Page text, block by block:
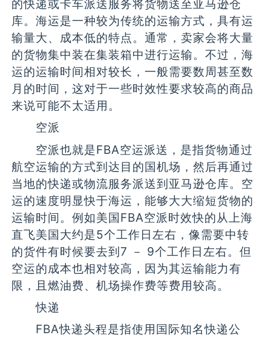
的快递或卡车派送服务将货物送至亚马逊仓
库。海运是一种较为传统的运输方式，具有运
输量大、成本低的特点。通常，卖家会将大量
的货物集中装在集装箱中进行运输。不过，海
运的运输时间相对较长，一般需要数周甚至数
月的时间，这对于一些时效性要求较高的商品
来说可能不太适用。
空派
空派也就是FBA空运派送，是指货物通过
航空运输的方式到达目的国机场，然后再通过
当地的快递或物流服务派送到亚马逊仓库。空
运的速度明显快于海运，能够大大缩短货物的
运输时间。例如美国FBA空派时效快的从上海
直飞美国大约是5个工作日左右，像需要中转
的货件有时候要去到7 － 9个工作日左右。但
空运的成本也相对较高，因为其运输能力有
限，且燃油费、机场操作费等费用较高。
快递
FBA快递头程是指使用国际知名快递公